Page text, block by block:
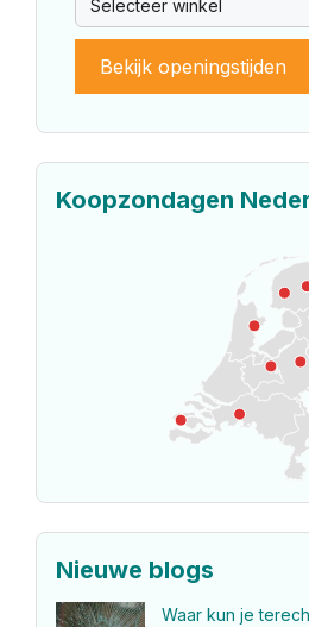
Bekijk openingstijden
Koopzondagen
Nieuwe blogs
Waar kun je